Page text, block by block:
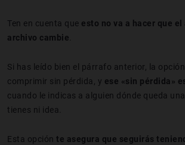
Ten en cuenta que esto no va a hacer que
archivo cambie
Si has leído bien el párrafo anterior, la
comprimir sin pérdida, y ese «sin pérdida»
cuando le indicas a alguien dónde queda
tienes ni idea.
Esta opción te asegura que seguirás